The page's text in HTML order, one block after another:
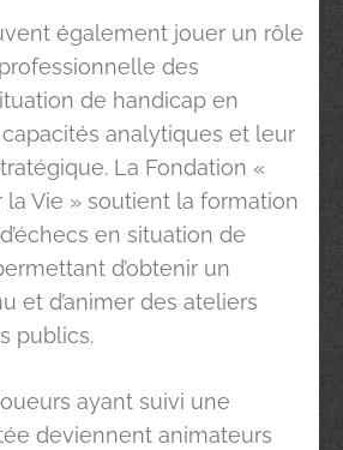
également jouer un rôle
des
de handicap en
analytiques et leur
La Fondation «
la Vie » soutient la formation
en situation de
d’obtenir un
et d’animer des ateliers
publics.
ayant suivi une
deviennent animateurs